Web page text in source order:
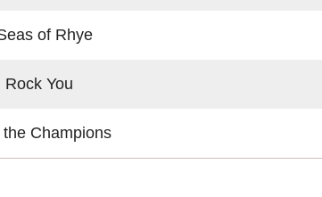
of Rhye
You
Champions